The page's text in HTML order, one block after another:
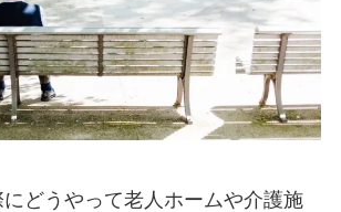
どうやって老人ホームや介護施